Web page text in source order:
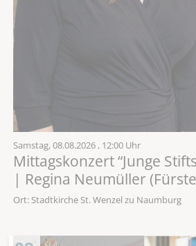
Samstag,08.08.2026 , 12:00 Uhr
Mittagskonzert “Junge
| Regina Neumüller
Ort: Stadtkirche St. Wenzel zu Naumburg